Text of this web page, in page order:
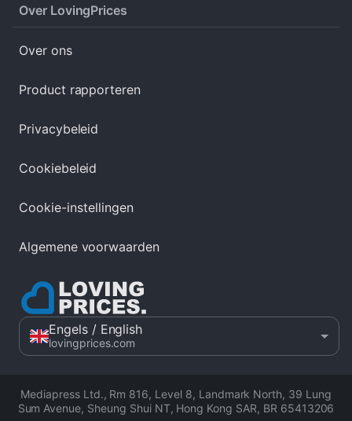
Over LovingPrices
Over ons
Product rapporteren
Privacybeleid
Cookiebeleid
Cookie-instellingen
Algemene voorwaarden
Engels/ English
lovingprices.com
Mediapress Ltd., Rm 816, Level 8, Landmark North, 39 Lung
Sum Avenue, Sheung Shui NT, Hong Kong SAR, BR 65413206